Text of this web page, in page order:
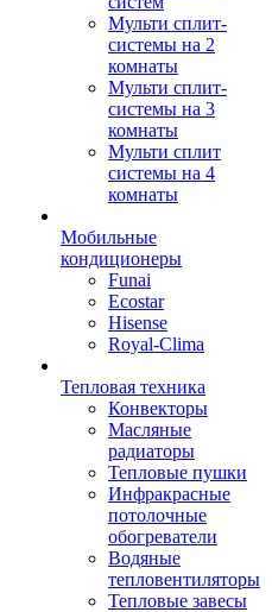
Мульти сплит-
системы на 2
комнаты
Мульти сплит-
системы на 3
комнаты
Мульти сплит
системы на 4
комнаты
Мобильные
кондиционеры
Funai
Ecostar
Hisense
Royal-Clima
Тепловая техника
Конвекторы
Масляные
радиаторы
Тепловые пушки
Инфракрасные
потолочные
обогреватели
Водяные
тепловентиляторы
Тепловые завесы